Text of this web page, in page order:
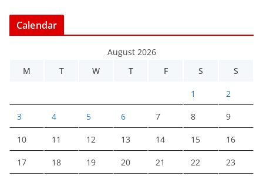
Calendar
August 2026
M
T W T F S S
1 2
3 4 5 6 7 8 9
10 11 12 13 14 15 16
17 18 19 20 21 22 23